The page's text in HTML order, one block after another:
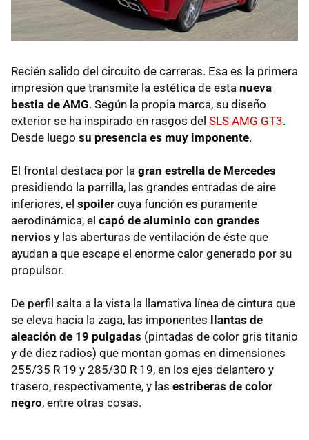
Recién salido del circuito de carreras. Esa es la primera
impresión que transmite la estética de esta nueva
bestia de AMG. Según la propia marca, su diseño
exterior se ha inspirado en rasgos del SLS AMG GT3.
Desde luego su presencia es muy imponente.
El frontal destaca por la gran estrella de Mercedes
presidiendo la parrilla, las grandes entradas de aire
inferiores, el spoiler cuya función es puramente
aerodinámica, el capó de aluminio con grandes
nervios y las aberturas de ventilación de éste que
ayudan a que escape el enorme calor generado por su
propulsor.
De perfil salta a la vista la llamativa línea de cintura que
se eleva hacia la zaga, las imponentes llantas de
aleación de 19 pulgadas (pintadas de color gris titanio
y de diez radios) que montan gomas en dimensiones
255/35 R 19 y 285/30 R 19, en los ejes delantero y
trasero, respectivamente, y las estriberas de color
negro, entre otras cosas.